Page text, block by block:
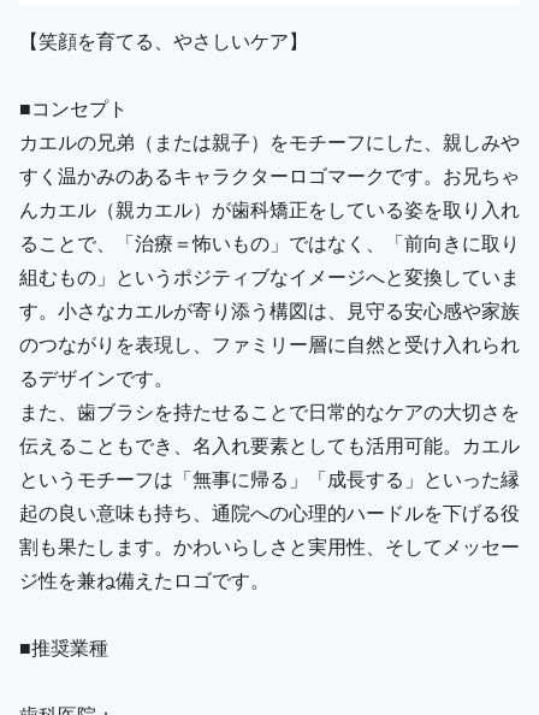
【笑顔を育てる、やさしいケア】
■コンセプト
カエルの兄弟（または親子）をモチーフにした、親しみや
すく温かみのあるキャラクターロゴマークです。お兄ちゃ
んカエル（親カエル）が歯科矯正をしている姿を取り入れ
ることで、「治療＝怖いもの」ではなく、「前向きに取り
組むもの」というポジティブなイメージへと変換していま
す。小さなカエルが寄り添う構図は、見守る安心感や家族
のつながりを表現し、ファミリー層に自然と受け入れられ
るデザインです。
また、歯ブラシを持たせることで日常的なケアの大切さを
伝えることもでき、名入れ要素としても活用可能。カエル
というモチーフは「無事に帰る」「成長する」といった縁
起の良い意味も持ち、通院への心理的ハードルを下げる役
割も果たします。かわいらしさと実用性、そしてメッセー
ジ性を兼ね備えたロゴです。
■推奨業種